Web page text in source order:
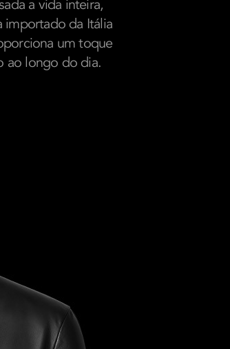
a vida inteira,
importado da Itália
um toque
ao longo do dia.